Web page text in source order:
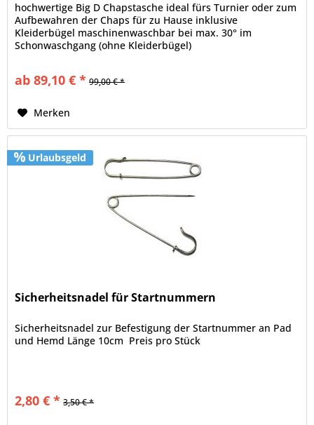
hochwertige Big D Chapstasche ideal fürs Turnier oder zum
Aufbewahren der Chaps für zu Hause inklusive
Kleiderbügel maschinenwaschbar bei max. 30° im
Schonwaschgang (ohne Kleiderbügel)
ab 89,10 € * 99,00 € *
Merken
Urlaubsgeld
Sicherheitsnadel für Startnummern
Sicherheitsnadel zur Befestigung der Startnummer an Pad
und Hemd Länge 10cm Preis pro Stück
2,80 € * 3,50 € *